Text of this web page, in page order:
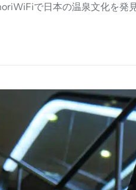
で日本の温泉文化を発